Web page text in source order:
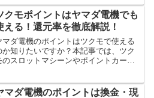
クモポイントはヤマダ電機でも
える！還元率を徹底解説！
マダ電機のポイントはツクモで使える
か知りたいですか？本記事では、ツク
のスロットマシーンやポイントカー
マダ電機のポイントは換金・現